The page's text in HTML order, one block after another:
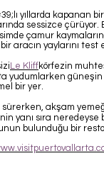
yıllarda kapanan
sessizce
çamur
aracın yaylarını test
Le Kliffkörfezin
yudumlarken güneşin
bir yer.
sürerken, akşam
yanı sıra
bulunduğu bir